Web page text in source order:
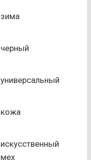
зима
черный
универсальный
кожа
искусственный
мех